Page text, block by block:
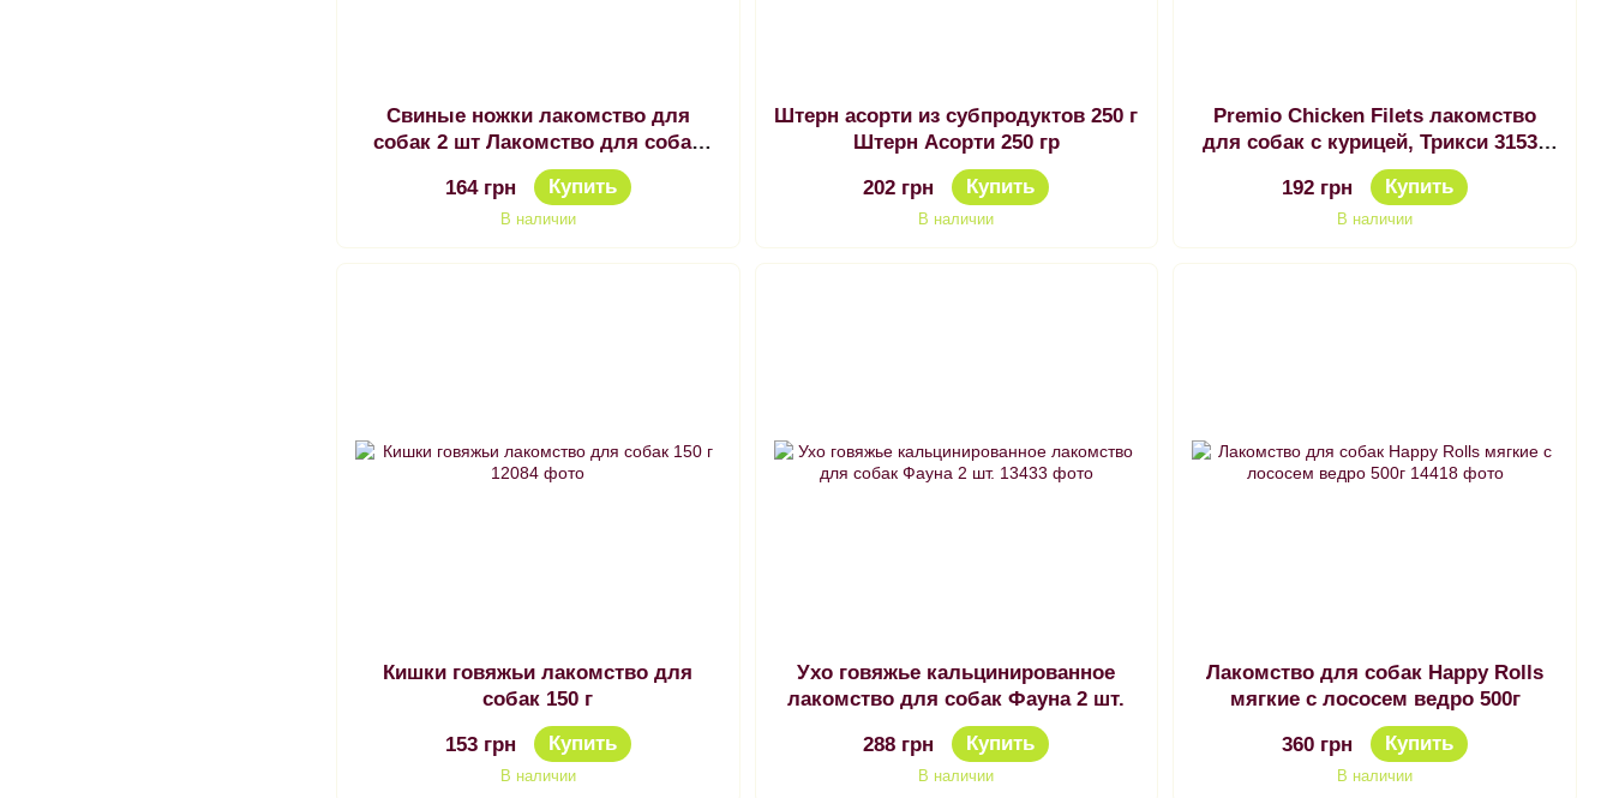
Свиные ножки лакомство для
собак 2 шт Лакомство для собак
Свиные ножки
164 грн
Купить
В наличии
Штерн асорти из субпродуктов 250 г
Штерн Асорти 250 гр
202 грн Купить
В наличии
Premio Chicken Filets лакомство
для собак с курицей, Трикси 31532
Лакомство для собак Premio
куриное филе
192 грн Купить
В наличии
Кишки говяжьи лакомство для
собак 150 г
153 грн Купить
В наличии
Ухо говяжье кальцинированное
лакомство для собак Фауна 2 шт.
288 грн Купить
В наличии
Лакомство для собак Happy Rolls
мягкие с лососем ведро 500г
360 грн Купить
В наличии